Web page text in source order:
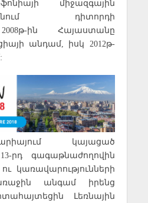
միջազգային
դիտորդի
ին Հայաստանը
անդամ, իսկ 2012թ-
կայացած
րդ գագաթնաժողովին
կառավարությունների
անգամ իրենց
Լեռնային